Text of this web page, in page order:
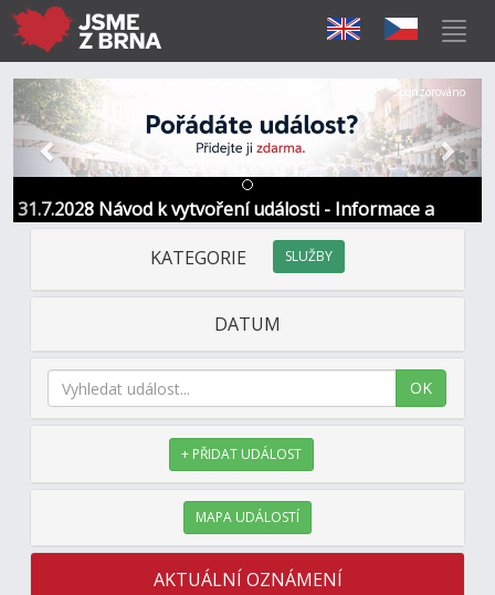
31.7.2028 Návod k vytvoření události - Informace a
kontakt
Předchozí Další
Sponzorováno
KATEGORIE SLUŽBY
DATUM
OK
+ PŘIDAT UDÁLOST
MAPA UDÁLOSTÍ
AKTUÁLNÍ OZNÁMENÍ